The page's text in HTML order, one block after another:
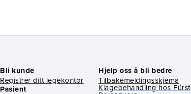
Bli kunde
Registrer ditt legekontor
Pasient
Hjelp oss å bli bedre
Tilbakemeldingsskjema
Klagebehandling hos Fürst